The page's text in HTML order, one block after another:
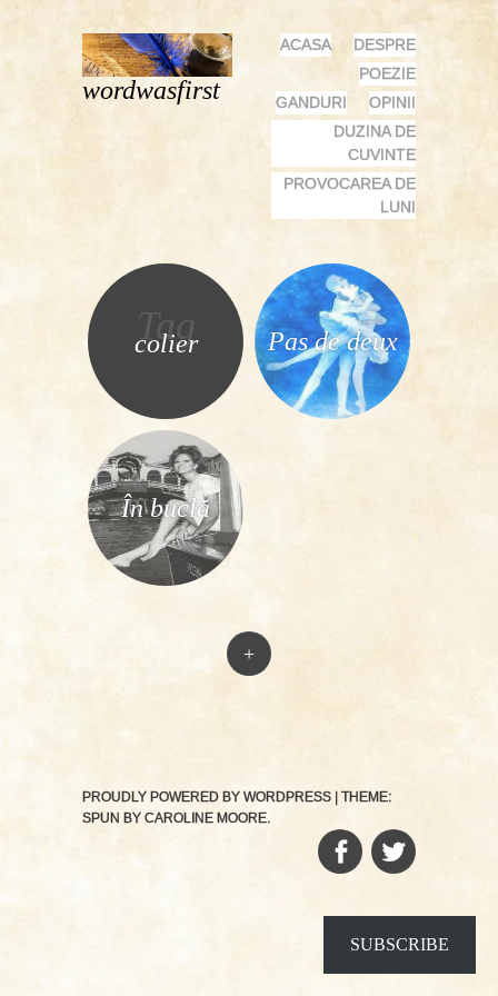
wordwasfirst
MENU
SKIP
CONTENT
ACASA
DESPRE
POEZIE
GANDURI
OPINII
DUZINA DE
CUVINTE
PROVOCAREA DE
LUNI
Tag
colier Pas de deux
În buclă
+
PROUDLY POWERED BY WORDPRESS
THEME:
SPUN BY CAROLINE MOORE.
FACEBOOK
SUBSCRIBE